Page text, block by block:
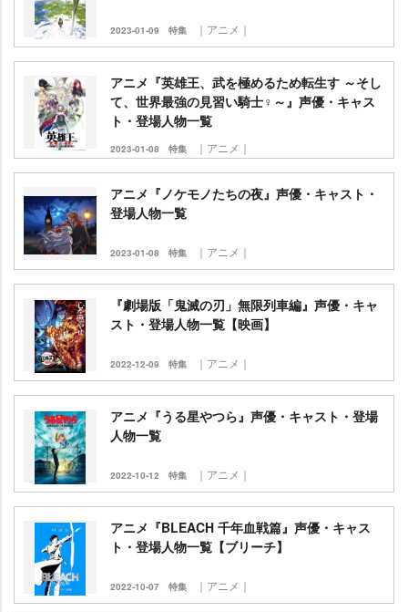
2023-01-09 特集 ｜アニメ｜
アニメ『英雄王、武を極めるため転生す ～そし
て、世界最強の見習い騎士♀～』声優・キャス
ト・登場人物一覧
2023-01-08 特集 ｜アニメ｜
アニメ『ノケモノたちの夜』声優・キャスト・
登場人物一覧
2023-01-08 特集 ｜アニメ｜
『劇場版「鬼滅の刃」無限列車編』声優・キャ
スト・登場人物一覧【映画】
2022-12-09 特集 ｜アニメ｜
アニメ『うる星やつら』声優・キャスト・登場
人物一覧
2022-10-12 特集 ｜アニメ｜
アニメ『BLEACH 千年血戦篇』声優・キャス
ト・登場人物一覧【ブリーチ】
2022-10-07 特集 ｜アニメ｜